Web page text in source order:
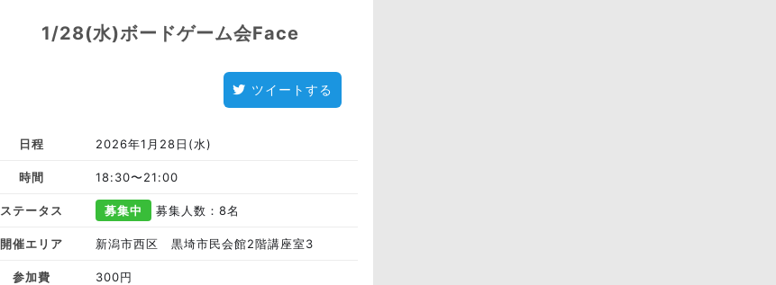
1/28(水)ボードゲーム会Face
ツイートする
日程 2026年1月28日(水)
時間 18:30〜21:00
ステータス 募集中 募集人数：8名
開催エリア 新潟市西区 黒埼市民会館2階講座室3
参加費 300円